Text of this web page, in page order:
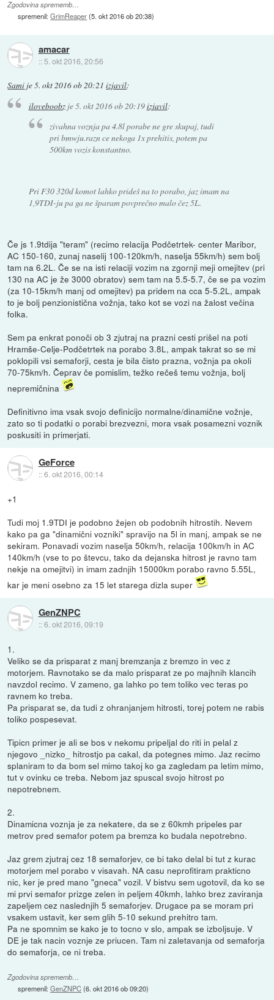
Zgodovina sprememb…
spremenil:GrimReaper(5. okt 2016 ob 20:38)
amacar
:: 5. okt 2016, 20:56
Sami je5. okt 2016 ob 20:21 izjavil:
iloveboobzje5. okt 2016 ob 20:19izjavil:
zivahna voznja pa 4.8l porabe ne gre skupaj, tudi
pri bmwju.razn ce nekoga 1x prehitis, potem pa
500km vozis konstantno.
Pri F30 320d komot lahko prideš na to porabo, jaz imam na
1,9TDI-ju pa ga ne šparam povprečno malo čez 5L.
Če js 1.9tdija "teram" (recimo relacija Podčetrtek- center Maribor,
AC 150-160, zunaj naselij 100-120km/h, naselja 55km/h) sem bolj
tam na 6.2L. Če se na isti relaciji vozim na zgornji meji omejitev (pri
130 na AC je že 3000 obratov) sem tam na 5.5-5.7, če se pa vozim
(za 10-15km/h manj od omejitev) pa pridem na cca 5-5.2L, ampak
to je bolj penzionistična vožnja, tako kot se vozi na žalost večina
folka.
Sem pa enkrat ponoči ob 3 zjutraj na prazni cesti prišel na poti
Hramše-Celje-Podčetrtek na porabo 3.8L, ampak takrat so se mi
poklopili vsi semaforji, cesta je bila čisto prazna, vožnja pa okoli
70-75km/h. Čeprav če pomislim, težko rečeš temu vožnja, bolj
nepremičnina
Definitivno ima vsak svojo definicijo normalne/dinamične vožnje,
zato so ti podatki o porabi brezvezni, mora vsak posamezni voznik
poskusiti in primerjati.
GeForce
::6. okt 2016, 00:14
+1
Tudi moj 1.9TDI je podobno žejen ob podobnih hitrostih. Nevem
kako pa ga "dinamični vozniki" spravijo na 5l in manj, ampak se ne
sekiram. Ponavadi vozim naselja 50km/h, relacija 100km/h in AC
140km/h (vse to po števcu, tako da dejanska hitrost je ravno tam
nekje na omejitvi) in imam zadnjih 15000km porabo ravno 5.55L,
kar je meni osebno za 15 let starega dizla super
GenZNPC
::6. okt 2016, 09:19
1.
Veliko se da prisparat z manj bremzanja z bremzo in vec z
motorjem. Ravnotako se da malo prisparat ze po majhnih klancih
navzdol recimo. V zameno, ga lahko po tem toliko vec teras po
ravnem ko treba.
Pa prisparat se, da tudi z ohranjanjem hitrosti, torej potem ne rabis
toliko pospesevat.
Tipicn primer je ali se bos v nekomu pripeljal do riti in pelal z
njegovo _nizko_ hitrostjo pa cakal, da potegnes mimo. Jaz recimo
splaniram to da bom sel mimo takoj ko ga zagledam pa letim mimo,
tut v ovinku ce treba. Nebom jaz spuscal svojo hitrost po
nepotrebnem.
2.
Dinamicna voznja je za nekatere, da se z 60kmh pripeles par
metrov pred semafor potem pa bremza ko budala nepotrebno.
Jaz grem zjutraj cez 18 semaforjev, ce bi tako delal bi tut z kurac
motorjem mel porabo v visavah. NA casu neprofitiram prakticno
nic, ker je pred mano "gneca" vozil. V bistvu sem ugotovil, da ko se
mi prvi semafor prizge zelen in peljem 40kmh, lahko brez zaviranja
zapeljem cez naslednjih 5 semaforjev. Drugace pa se moram pri
vsakem ustavit, ker sem glih 5-10 sekund prehitro tam.
Pa ne spomnim se kako je to tocno v slo, ampak se izboljsuje. V
DE je tak nacin voznje ze priucen. Tam ni zaletavanja od semaforja
do semaforja, ce ni treba.
Zgodovina sprememb…
spremenil:GenZNPC(6. okt 2016 ob 09:20)